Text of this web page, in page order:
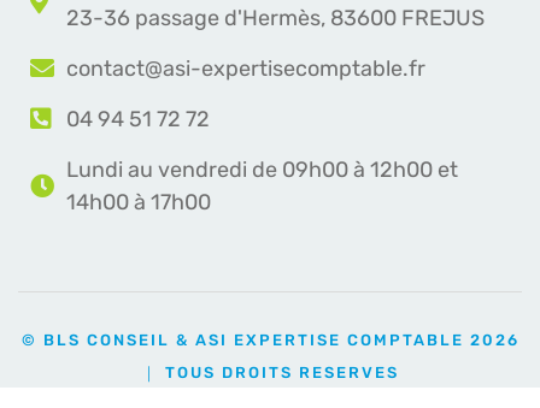
23-36 passage d'Hermès, 83600 FREJUS
contact@asi-expertisecomptable.fr
04 94 51 72 72
Lundi au vendredi de 09h00 à 12h00 et
14h00 à 17h00
© BLS CONSEIL & ASI EXPERTISE COMPTABLE 2026
｜ TOUS DROITS RESERVES